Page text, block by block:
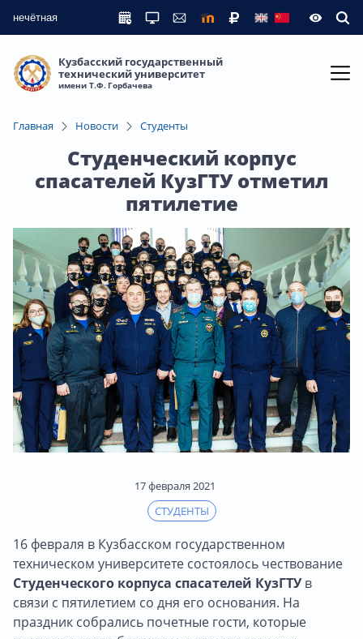
нечётная
Кузбасский государственный
технический университет
имени Т.Ф. Горбачева
Главная Новости Студенты
Студенческий корпус
спасателей КузГТУ отметил
пятилетие
17 февраля 2021
СТУДЕНТЫ
16 февраля в Кузбасском государственном
техническом университете состоялось чествование
Студенческого корпуса спасателей КузГТУв
связи с пятилетием со дня его основания. На
праздник собрались почетные гости, которые